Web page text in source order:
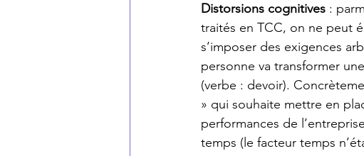
Distorsions cognitives :
traités en TCC, on ne peut
s’imposer des exigences
personne va transformer
(verbe : devoir).
» qui souhaite mettre en
performances de
temps (le facteur temps